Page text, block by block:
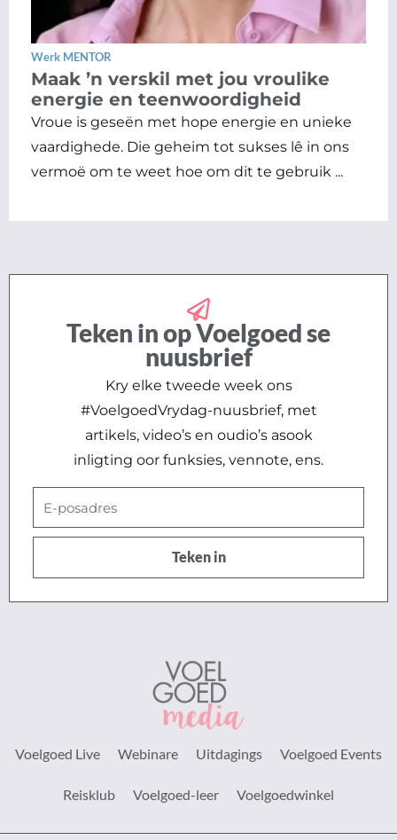
Werk MENTOR
Maak ’n verskil met jou vroulike
energie en teenwoordigheid
Vroue is geseën met hope energie en unieke
vaardighede. Die geheim tot sukses lê in ons
vermoë om te weet hoe om dit te gebruik ...
Teken in op Voelgoed se
nuusbrief
Kry elke tweede week ons
#VoelgoedVrydag-nuusbrief, met
artikels, video’s en oudio’s asook
inligting oor funksies, vennote, ens.
posadres
Teken in
Voelgoed Live Webinare Uitdagings Voelgoed Events
Reisklub Voelgoed-leer Voelgoedwinkel